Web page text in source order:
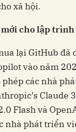
xã hội.
cho lập trình
lại GitHub đã
vào năm
các nhà
Claude
Flash và
nhà phát triển